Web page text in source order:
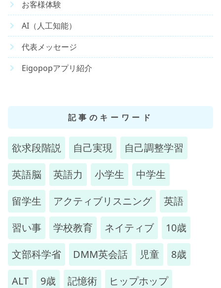
お客様体験
AI（人工知能）
代表メッセージ
Eigopopアプリ紹介
記事のキーワード
欲求段階説 自己実現
自己調整学習
英語脳
英語力 小学生
中学生
留学生
アクティブリスニング
英語
習い事
学校教育 ネイティブ
10歳
文部科学省
DMM英会話 児童
8歳
ALT
9歳 記憶術
ヒップホップ